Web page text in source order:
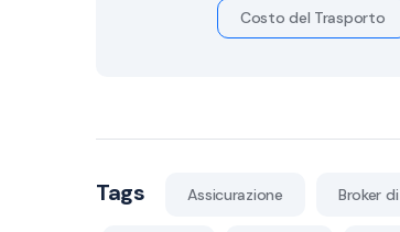
Costo del Trasporto
Tags Assicurazione Broker